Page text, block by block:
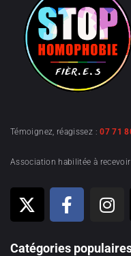
Témoignez, réagissez :07 71
Association habilitée à
Catégories